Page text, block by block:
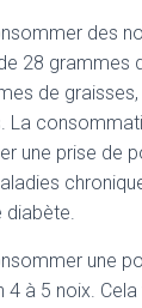
des
28 grammes
de
La
une prise de
diabète.
une
4 à 5 noix.